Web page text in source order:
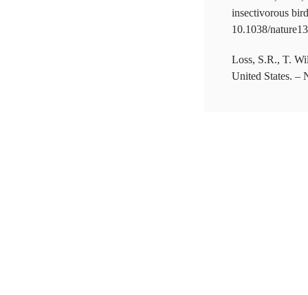
insectivorous
10.1038/
Loss, S.R., T.
United States. –